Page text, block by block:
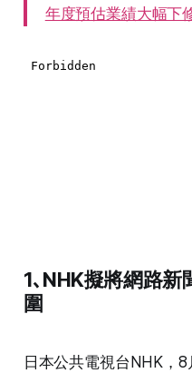
年度預估業績大幅下
1､NHK擬將網路新
圍
日本公共電視台NHK，